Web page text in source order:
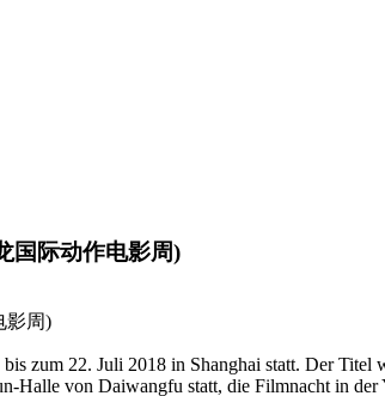
国际动作电影周)
影周)
zum 22. Juli 2018 in Shanghai statt. Der Titel
Halle von Daiwangfu statt, die Filmnacht in